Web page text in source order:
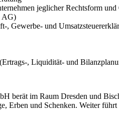
jeglicher Rechtsform und
AG)
, Gewerbe- und
, Liquidität- und
berät im Raum Dresden und
Erben und Schenken. Weiter